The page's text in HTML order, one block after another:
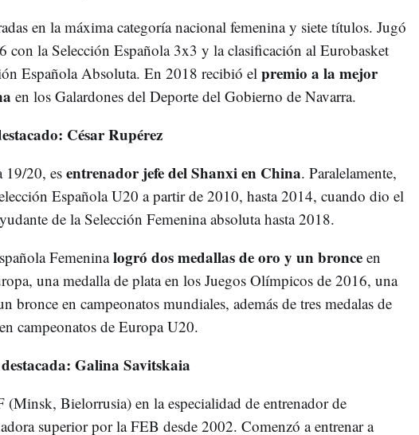
en la máxima categoría nacional femenina y siete títulos. Jugó
con la Selección Española 3x3 y la clasificación al Eurobasket
Española Absoluta. En 2018 recibió elpremio a la mejor
en los Galardones del Deporte del Gobierno de Navarra.
César Rupérez
19/20, esentrenador jefe del Shanxi en China. Paralelamente,
Española U20 a partir de 2010, hasta 2014, cuando dio el
de la Selección Femenina absoluta hasta 2018.
Femeninalogró dos medallas de oro y un bronceen
una medalla de plata en los Juegos Olímpicos de 2016, una
bronce en campeonatos mundiales, además de tres medalas de
campeonatos de Europa U20.
Galina Savitskaia
(Minsk, Bielorrusia) en la especialidad de entrenador de
superior por la FEB desde 2002. Comenzó a entrenar a